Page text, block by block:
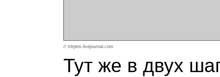
// trttptm.livejournal.com
Тут же в двух